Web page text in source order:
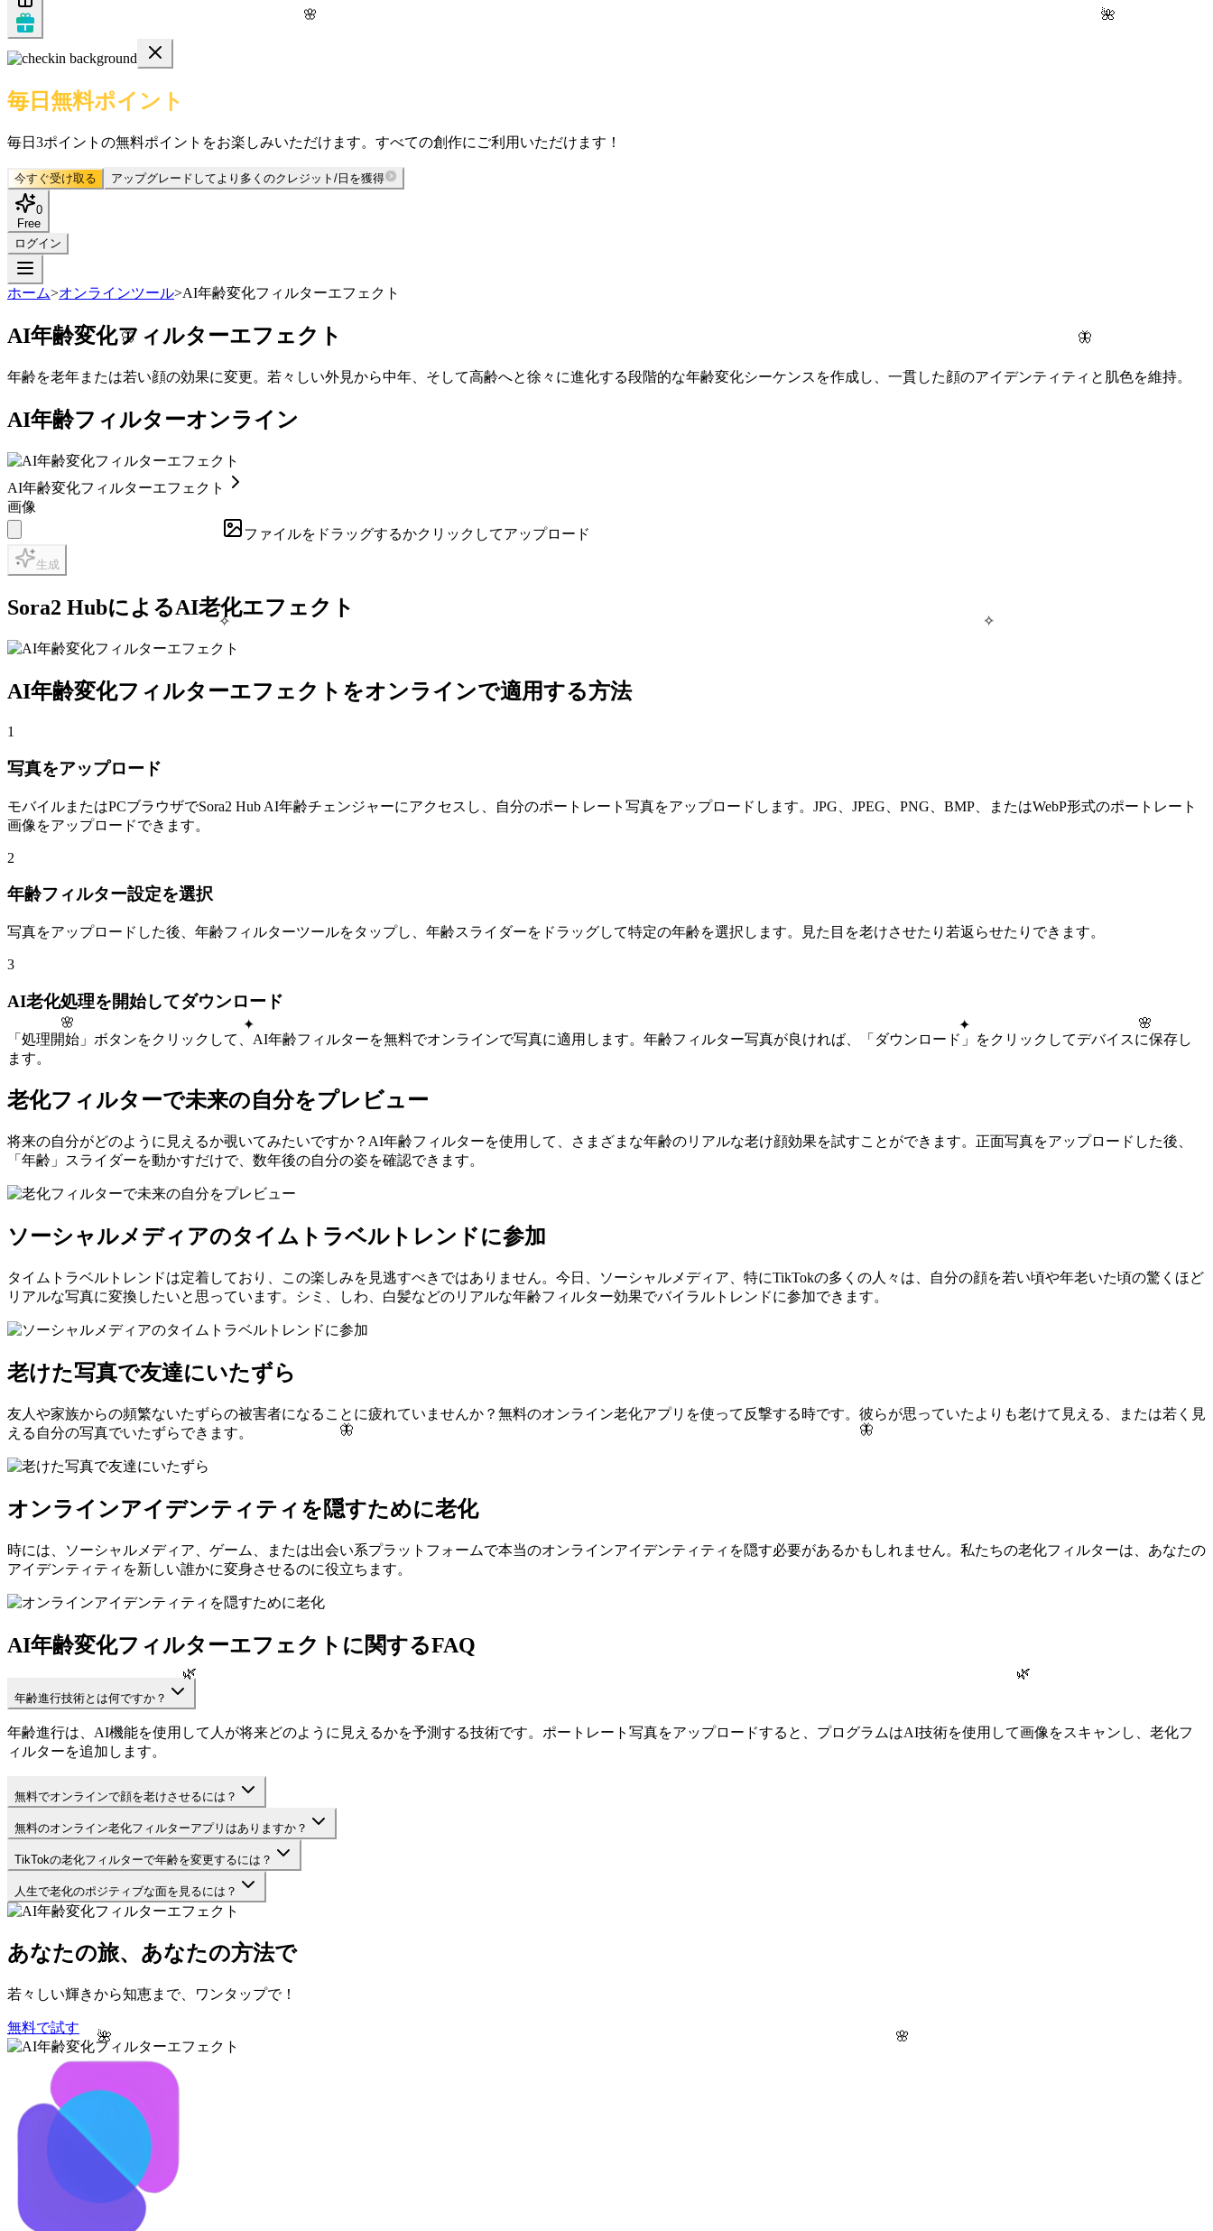
🌸
🦋
🌿
✦
🌸
🌺
✧
🦋
🌸
🦋
🌿
✦
🌸
🌺
✧
🦋
毎日無料ポイント
毎日3ポイントの無料ポイントをお楽しみいただけます。すべての創作にご利用いただけます！
今すぐ受け取る アップグレードしてより多くのクレジット/日を獲得
0
Free
ログイン
ホーム>オンラインツール>AI年齢変化フィルターエフェクト
AI年齢変化フィルターエフェクト
年齢を老年または若い顔の効果に変更。若々しい外見から中年、そして高齢へと徐々に進化する段階的な年齢変化シーケンスを作成し、一貫した顔のアイデンティティと肌色を維持。
AI年齢フィルターオンライン
AI年齢変化フィルターエフェクト
画像
ファイルをドラッグするかクリックしてアップロード
生成
Sora2 HubによるAI老化エフェクト
AI年齢変化フィルターエフェクトをオンラインで適用する方法
1
写真をアップロード
モバイルまたはPCブラウザでSora2 Hub AI年齢チェンジャーにアクセスし、自分のポートレート写真をアップロードします。JPG、JPEG、PNG、BMP、またはWebP形式のポートレート
画像をアップロードできます。
2
年齢フィルター設定を選択
写真をアップロードした後、年齢フィルターツールをタップし、年齢スライダーをドラッグして特定の年齢を選択します。見た目を老けさせたり若返らせたりできます。
3
AI老化処理を開始してダウンロード
「処理開始」ボタンをクリックして、AI年齢フィルターを無料でオンラインで写真に適用します。年齢フィルター写真が良ければ、「ダウンロード」をクリックしてデバイスに保存し
ます。
老化フィルターで未来の自分をプレビュー
将来の自分がどのように見えるか覗いてみたいですか？AI年齢フィルターを使用して、さまざまな年齢のリアルな老け顔効果を試すことができます。正面写真をアップロードした後、
「年齢」スライダーを動かすだけで、数年後の自分の姿を確認できます。
ソーシャルメディアのタイムトラベルトレンドに参加
タイムトラベルトレンドは定着しており、この楽しみを見逃すべきではありません。今日、ソーシャルメディア、特にTikTokの多くの人々は、自分の顔を若い頃や年老いた頃の驚くほど
リアルな写真に変換したいと思っています。シミ、しわ、白髪などのリアルな年齢フィルター効果でバイラルトレンドに参加できます。
老けた写真で友達にいたずら
友人や家族からの頻繁ないたずらの被害者になることに疲れていませんか？無料のオンライン老化アプリを使って反撃する時です。彼らが思っていたよりも老けて見える、または若く見
える自分の写真でいたずらできます。
オンラインアイデンティティを隠すために老化
時には、ソーシャルメディア、ゲーム、または出会い系プラットフォームで本当のオンラインアイデンティティを隠す必要があるかもしれません。私たちの老化フィルターは、あなたの
アイデンティティを新しい誰かに変身させるのに役立ちます。
AI年齢変化フィルターエフェクトに関するFAQ
年齢進行技術とは何ですか？
年齢進行は、AI機能を使用して人が将来どのように見えるかを予測する技術です。ポートレート写真をアップロードすると、プログラムはAI技術を使用して画像をスキャンし、老化フ
ィルターを追加します。
無料でオンラインで顔を老けさせるには？
無料のオンライン老化フィルターアプリはありますか？
TikTokの老化フィルターで年齢を変更するには？
人生で老化のポジティブな面を見るには？
あなたの旅、あなたの方法で
若々しい輝きから知恵まで、ワンタップで！
無料で試す